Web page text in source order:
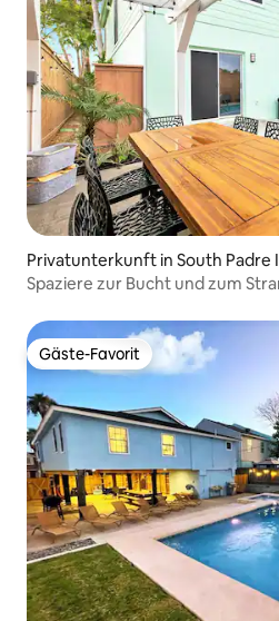
Privatunterkunft in South Padre
Spaziere zur Bucht und zum
Gäste-Favorit
Gäste-Favorit